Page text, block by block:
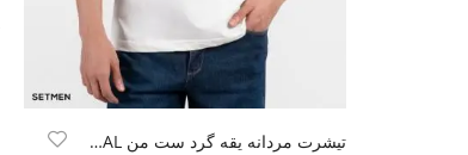
تیشرت مردانه یقه گرد ست من ORIGINAL